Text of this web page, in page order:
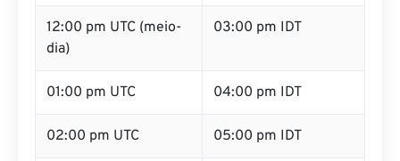
12:00 pm UTC (meio-
dia)
03:00 pm IDT
01:00 pm UTC 04:00 pm IDT
02:00 pm UTC 05:00 pm IDT